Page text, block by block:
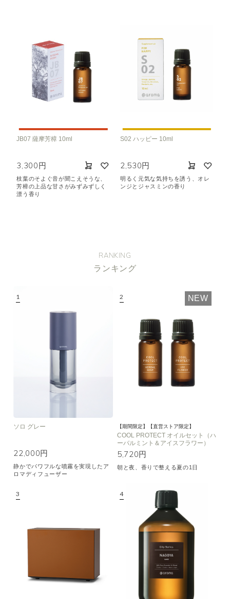
JB07 薩摩芳樟 10ml
3,300円
枝葉のそよぐ音が聞こえそうな、
芳樟の上品な甘さがみずみずしく
漂う香り
S02 ハッピー 10ml
2,530円
明るく元気な気持ちを誘う、オレ
ンジとジャスミンの香り
RANKING
ランキング
ソロ グレー
22,000円
静かでパワフルな噴霧を実現したア
ロマディフューザー
NEW
【期間限定】【直営ストア限定】
COOL PROTECT オイルセット（ハ
ーバルミント＆アイスフラワー）
5,720円
朝と夜、香りで整える夏の1日